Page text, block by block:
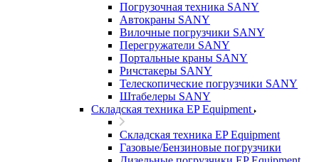
Погрузочная техника SANY
Автокраны SANY
Вилочные погрузчики SANY
Перегружатели SANY
Портальные краны SANY
Ричстакеры SANY
Телескопические погрузчики SANY
Штабелеры SANY
Складская техника EP Equipment
Складская техника EP Equipment
Газовые/Бензиновые погрузчики